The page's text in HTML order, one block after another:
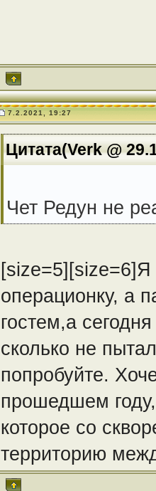
7.2.2021, 19:27
Цитата(Verk @
Чет Редун не
[size=5][size=6]Я
операционку, а
гостем,а
сколько не
попробуйте.
прошедшем
которое со
территорию